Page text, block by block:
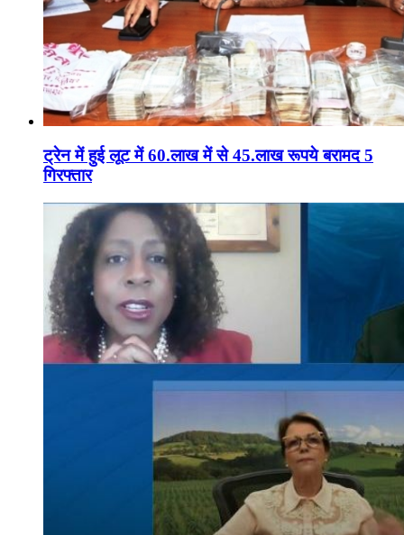
ट्रेन में हुई लूट में 60.लाख में से 45.लाख रूपये बरामद 5
गिरफ्तार